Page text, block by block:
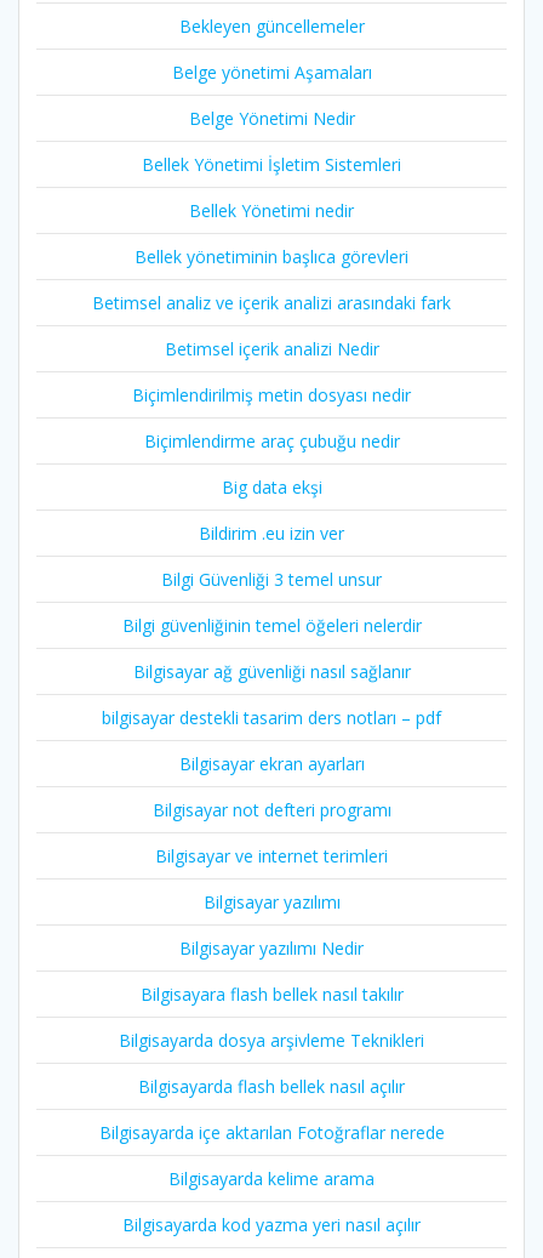
Bekleyen güncellemeler
Belge yönetimi Aşamaları
Belge Yönetimi Nedir
Bellek Yönetimi İşletim Sistemleri
Bellek Yönetimi nedir
Bellek yönetiminin başlıca görevleri
Betimsel analiz ve içerik analizi arasındaki fark
Betimsel içerik analizi Nedir
Biçimlendirilmiş metin dosyası nedir
Biçimlendirme araç çubuğu nedir
Big data ekşi
Bildirim .eu izin ver
Bilgi Güvenliği 3 temel unsur
Bilgi güvenliğinin temel öğeleri nelerdir
Bilgisayar ağ güvenliği nasıl sağlanır
bilgisayar destekli tasarim ders notları – pdf
Bilgisayar ekran ayarları
Bilgisayar not defteri programı
Bilgisayar ve internet terimleri
Bilgisayar yazılımı
Bilgisayar yazılımı Nedir
Bilgisayara flash bellek nasıl takılır
Bilgisayarda dosya arşivleme Teknikleri
Bilgisayarda flash bellek nasıl açılır
Bilgisayarda içe aktarılan Fotoğraflar nerede
Bilgisayarda kelime arama
Bilgisayarda kod yazma yeri nasıl açılır